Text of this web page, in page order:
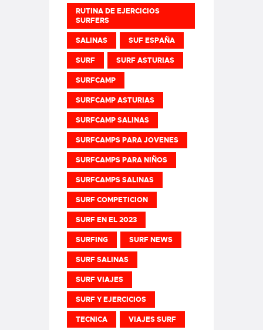
RUTINA DE EJERCICIOS
SURFERS
SALINAS SUF ESPAÑA
SURF SURF ASTURIAS
SURFCAMP
SURFCAMP ASTURIAS
SURFCAMP SALINAS
SURFCAMPS PARA JOVENES
SURFCAMPS PARA NIÑOS
SURFCAMPS SALINAS
SURF COMPETICION
SURF EN EL 2023
SURFING SURF NEWS
SURF SALINAS
SURF VIAJES
SURF Y EJERCICIOS
TECNICA VIAJES SURF